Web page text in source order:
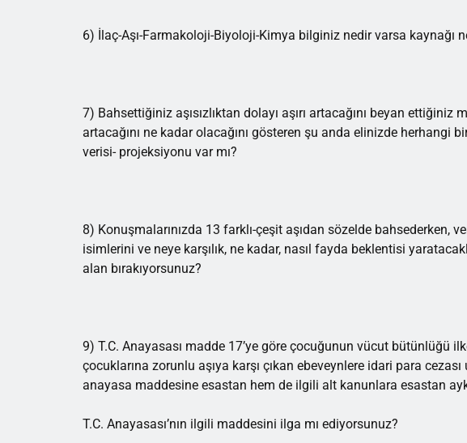
6) İlaç-Aşı-Farmakoloji-Biyoloji-Kimya bilginiz nedir varsa kaynağı
7) Bahsettiğiniz aşısızlıktan dolayı aşırı artacağını beyan
artacağını ne kadar olacağını gösteren şu anda elinizde herhangi
verisi- projeksiyonu var mı?
8) Konuşmalarınızda 13 farklı-çeşit aşıdan sözelde bahsederken,
isimlerini ve neye karşılık, ne kadar, nasıl fayda beklentisi
alan bırakıyorsunuz?
9) T.C. Anayasası madde 17’ye göre çocuğunun vücut bütünlüğü
çocuklarına zorunlu aşıya karşı çıkan ebeveynlere idari para
anayasa maddesine esastan hem de ilgili alt kanunlara esastan
T.C. Anayasası’nın ilgili maddesini ilga mı ediyorsunuz?